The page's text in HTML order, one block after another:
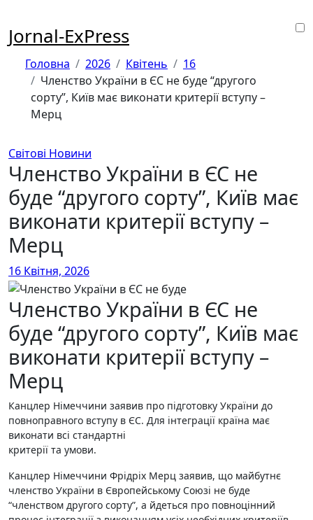
контенту
Jornal-ExPress
Головна 2026 Квітень
16
Членство України в ЄС не буде “другого
сорту”, Київ має виконати критерії вступу –
Мерц
Світові Новини
Членство України в ЄС не
буде “другого сорту”, Київ має
виконати критерії вступу –
Мерц
16 Квітня, 2026
Членство України в ЄС не
буде “другого сорту”, Київ має
виконати критерії вступу –
Мерц
Канцлер Німеччини заявив про підготовку України до
повноправного вступу в ЄС. Для інтеграції країна має
виконати всі стандартні
критерії та умови.
Канцлер Німеччини Фрідріх Мерц заявив, що майбутнє
членство України в Європейському Союзі не буде
“членством другого сорту”, а йдеться про повноцінний